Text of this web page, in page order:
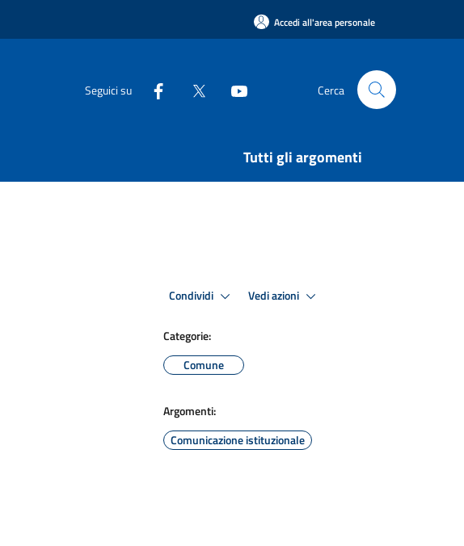
Accedi all'area personale
Seguici su Cerca
Tutti gli argomenti
Condividi Vedi azioni
Categorie:
Comune
Argomenti:
Comunicazione istituzionale